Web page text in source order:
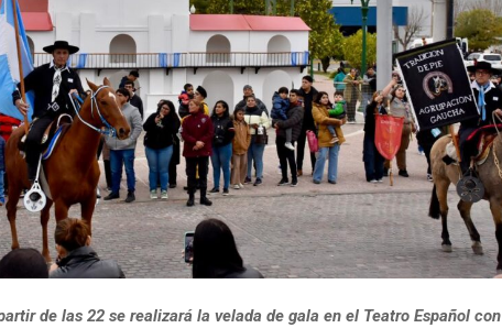
de las 22 se realizará la velada de gala en el Teatro Español con